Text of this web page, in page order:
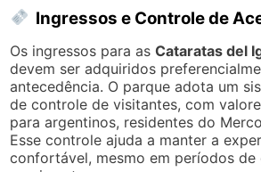
Ingressos e Controle de
Os ingressos para asCataratas del
devem ser adquiridos
antecedência. O parque adota um
de controle de visitantes, com
para argentinos, residentes do
Esse controle ajuda a manter a
confortável, mesmo em períodos de